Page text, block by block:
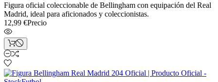
Figura oficial coleccionable de Bellingham con equipación del Real
Madrid, ideal para aficionados y coleccionistas.
12,99 €Precio